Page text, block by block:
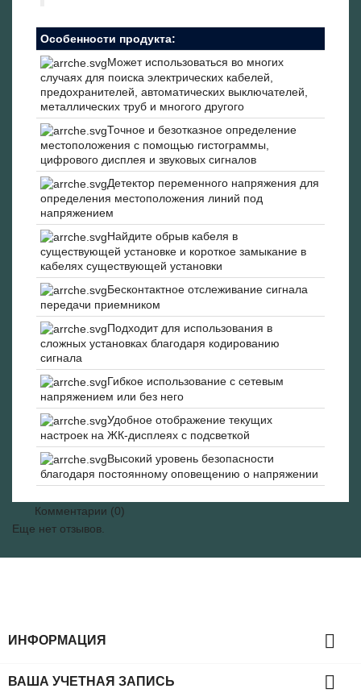
Особенности продукта:
Может использоваться во многих
случаях для поиска электрических кабелей,
предохранителей, автоматических выключателей,
металлических труб и многого другого
Точное и безотказное определение
местоположения с помощью гистограммы,
цифрового дисплея и звуковых сигналов
Детектор переменного напряжения для
определения местоположения линий под
напряжением
Найдите обрыв кабеля в
существующей установке и короткое замыкание в
кабелях существующей установки
Бесконтактное отслеживание сигнала
передачи приемником
Подходит для использования в
сложных установках благодаря кодированию
сигнала
Гибкое использование с сетевым
напряжением или без него
Удобное отображение текущих
настроек на ЖК-дисплеях с подсветкой
Высокий уровень безопасности
благодаря постоянному оповещению о напряжении
Комментарии (0)
Еще нет отзывов.
ИНФОРМАЦИЯ 
ВАША УЧЕТНАЯ ЗАПИСЬ 